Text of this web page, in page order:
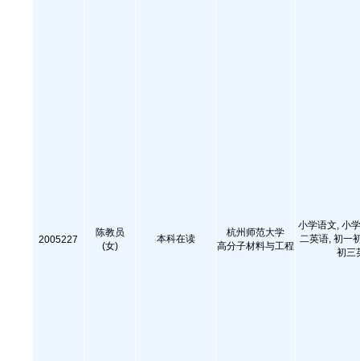
2005227
陈教员
(女)
本科在读
杭州师范大学
高分子材料与工程
小学语文, 小
二英语, 初一
初三